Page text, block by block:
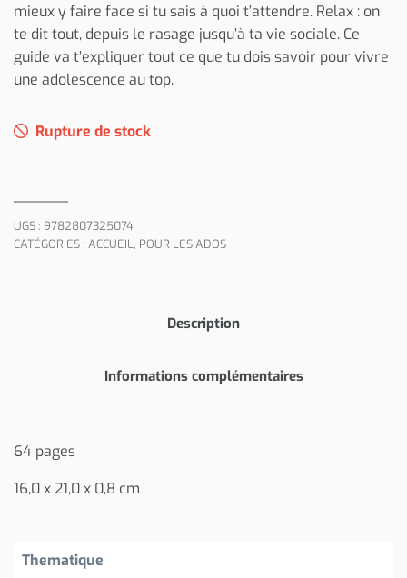
mieux y faire face si tu sais à quoi t’attendre. Relax : on
te dit tout, depuis le rasage jusqu’à ta vie sociale. Ce
guide va t’expliquer tout ce que tu dois savoir pour vivre
une adolescence au top.
Rupture de stock
UGS : 9782807325074
CATÉGORIES : ACCUEIL, POUR LES ADOS
Description
Informations complémentaires
64 pages
16,0 x 21,0 x 0,8 cm
Thematique